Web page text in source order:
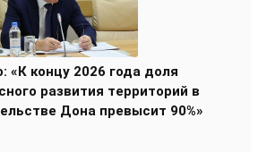
«К концу 2026 года доля
развития территорий в
Дона превысит 90%»